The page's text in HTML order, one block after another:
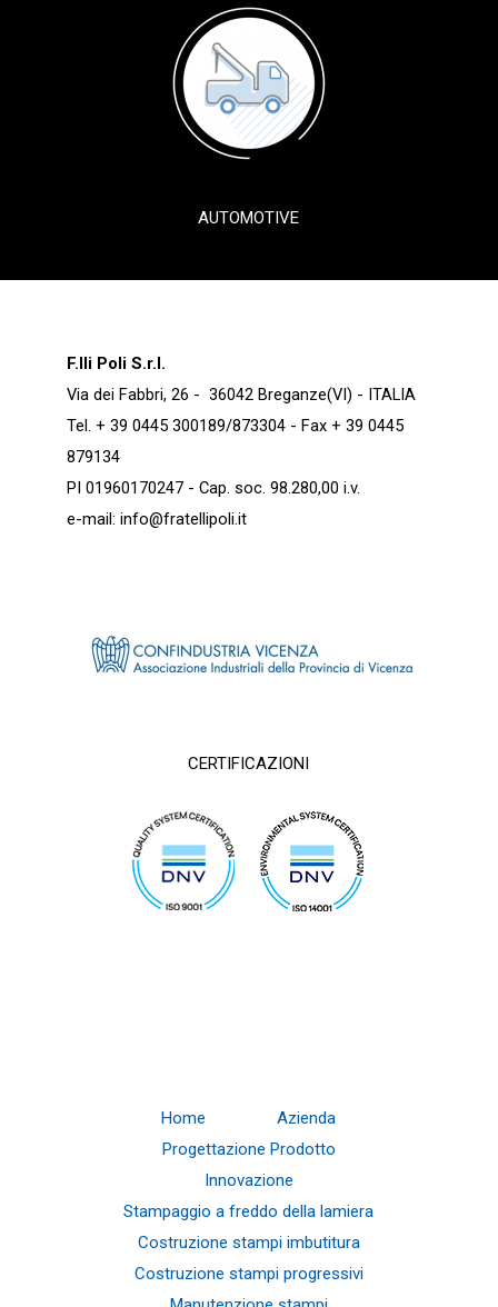
AUTOMOTIVE
F.lli Poli S.r.l.
Via dei Fabbri, 26 - 36042 Breganze(VI) - ITALIA
Tel. + 39 0445 300189/873304 - Fax + 39 0445
879134
PI 01960170247 - Cap. soc. 98.280,00 i.v.
e-mail: info@fratellipoli.it
CERTIFICAZIONI
Home
Azienda
Progettazione Prodotto
Innovazione
Stampaggio a freddo della lamiera
Costruzione stampi imbutitura
Costruzione stampi progressivi